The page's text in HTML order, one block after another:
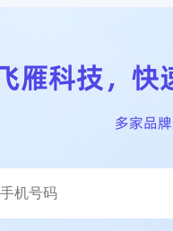
雁科技， 快
多家品